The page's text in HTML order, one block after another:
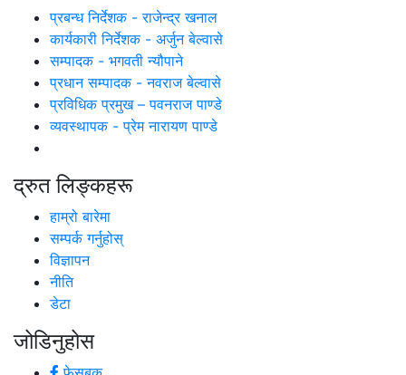
प्रबन्ध निर्देशक - राजेन्द्र खनाल
कार्यकारी निर्देशक - अर्जुन बेल्वासे
सम्पादक - भगवती न्यौपाने
प्रधान सम्पादक - नवराज बेल्वासे
प्रविधिक प्रमुख – पवनराज पाण्डे
व्यवस्थापक - प्रेम नारायण पाण्डे
द्रुत लिङ्कहरू
हाम्रो बारेमा
सम्पर्क गर्नुहोस्
विज्ञापन
नीति
डेटा
जोडिनुहोस